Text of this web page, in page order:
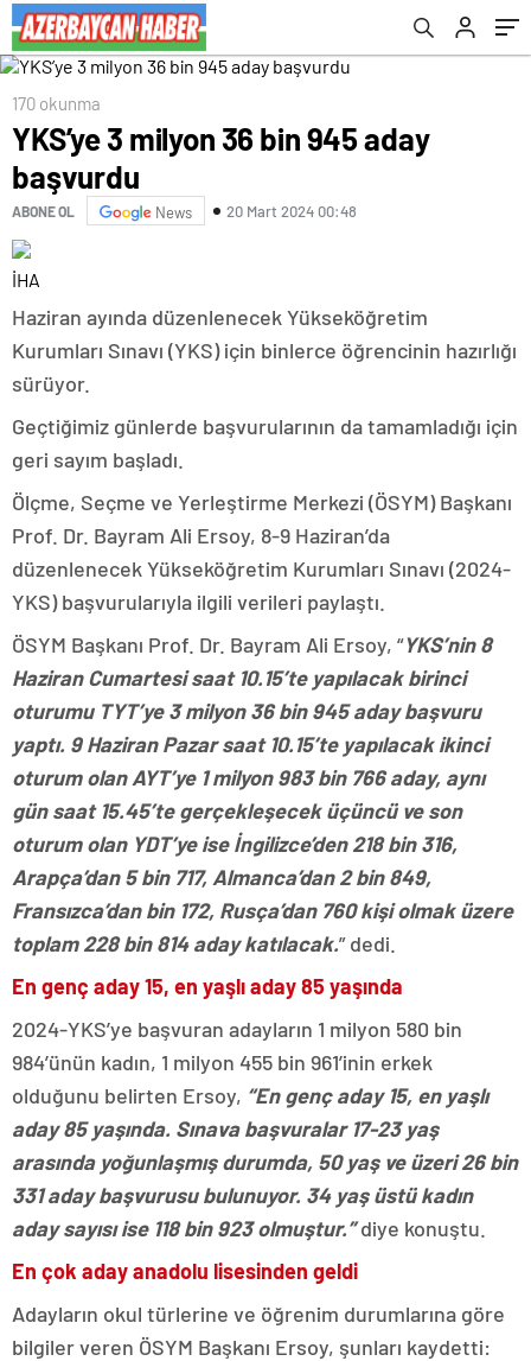
170 okunma
YKS’ye 3 milyon 36 bin 945 aday
başvurdu
ABONE OL News 20 Mart 2024 00:48
İHA
Haziran ayında düzenlenecek Yükseköğretim
Kurumları Sınavı (YKS) için binlerce öğrencinin hazırlığı
sürüyor.
Geçtiğimiz günlerde başvurularının da tamamladığı için
geri sayım başladı.
Ölçme, Seçme ve Yerleştirme Merkezi (ÖSYM) Başkanı
Prof. Dr. Bayram Ali Ersoy, 8-9 Haziran’da
düzenlenecek Yükseköğretim Kurumları Sınavı (2024-
YKS) başvurularıyla ilgili verileri paylaştı.
ÖSYM Başkanı Prof. Dr. Bayram Ali Ersoy, “YKS’nin 8
Haziran Cumartesi saat 10.15’te yapılacak birinci
oturumu TYT’ye 3 milyon 36 bin 945 aday başvuru
yaptı. 9 Haziran Pazar saat 10.15’te yapılacak ikinci
oturum olan AYT’ye 1 milyon 983 bin 766 aday, aynı
gün saat 15.45’te gerçekleşecek üçüncü ve son
oturum olan YDT’ye ise İngilizce’den 218 bin 316,
Arapça’dan 5 bin 717, Almanca’dan 2 bin 849,
Fransızca’dan bin 172, Rusça’dan 760 kişi olmak üzere
toplam 228 bin 814 aday katılacak.” dedi.
En genç aday 15, en yaşlı aday 85 yaşında
2024-YKS’ye başvuran adayların 1 milyon 580 bin
984’ünün kadın, 1 milyon 455 bin 961’inin erkek
olduğunu belirten Ersoy, “En genç aday 15, en yaşlı
aday 85 yaşında. Sınava başvuralar 17-23 yaş
arasında yoğunlaşmış durumda, 50 yaş ve üzeri 26 bin
331 aday başvurusu bulunuyor. 34 yaş üstü kadın
aday sayısı ise 118 bin 923 olmuştur.”diye konuştu.
En çok aday anadolu lisesinden geldi
Adayların okul türlerine ve öğrenim durumlarına göre
bilgiler veren ÖSYM Başkanı Ersoy, şunları kaydetti: